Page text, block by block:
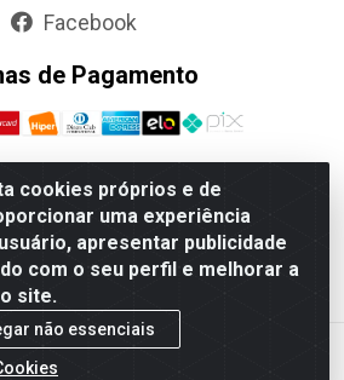
cookies próprios e de
uma experiência
apresentar publicidade
com o seu perfil e melhorar a
site.
não essenciais
Facebook
de Pagamento
- Matriz - Rua Itatiba Do Sul,
Cascavel-PR - CEP 85804-700-
85.522.043/0001-90